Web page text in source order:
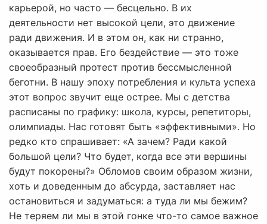
карьерой, но часто — бесцельно. В их
деятельности нет высокой цели, это движение
ради движения. И в этом он, как ни странно,
оказывается прав. Его бездействие — это тоже
своеобразный протест против бессмысленной
беготни. В нашу эпоху потребления и культа успеха
этот вопрос звучит еще острее. Мы с детства
расписаны по графику: школа, курсы, репетиторы,
олимпиады. Нас готовят быть «эффективными». Но
редко кто спрашивает: «А зачем? Ради какой
большой цели? Что будет, когда все эти вершины
будут покорены?» Обломов своим образом жизни,
хоть и доведенным до абсурда, заставляет нас
остановиться и задуматься: а туда ли мы бежим?
Не теряем ли мы в этой гонке что-то самое важное